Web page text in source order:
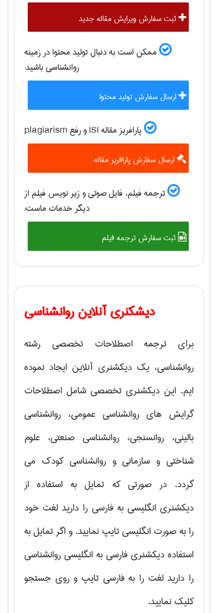
ثبت سفارش ویرایش مقاله جدید
ممکن است به دنبال تولید محتوا در زمینه
روانشناسیباشید:
ارسال سفارش تولید محتوا
پارافریز مقاله ISI و رفع plagiarism
ارسال سفارش پارافریز مقاله
ترجمه فیلم، فایل صوتی و زیر نویس فیلم از
دیگر خدمات ماست:
ثبت سفارش ترجمه فیلم
دیشکنری آنلاین روانشناسی
برای ترجمه اصطلاحات تخصصی رشته
روانشناسی، یک دیکشنری آنلاین ایجاد نموده
ایم. این دیکشنری تخصصی شامل اصطلاحات
گرایش های روانشناسی عمومی، روانشناسی
بالینی، روانسنجی، روانشناسی صنعتی، علوم
شناختی و سازمانی و روانشناسی کودک می
گردد. در صورتی که تمایل به استفاده از
دیکشنری انگلیسی به فارسی را دارید لغت خود
را به صورت انگلیسی تایپ نمایید. و اگر تمایل به
استفاده دیکشنری فارسی به انگلیسی روانشناسی
را دارید لغت را به فارسی تایپ و روی جستجو
کلیک نمایید.